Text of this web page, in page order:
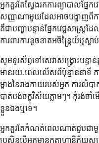
អ្នកគួរតែស្វែងរកការព្យាបាលផ្នែ
សញ្ញាណាមួយដែលអាចបង្ហាញពីកា
គឺជាបញ្ហាបន្ទាន់ផ្នែកវេជ្ជសាស្ត្
ការពារការខូចខាតអចិន្ត្រៃយ៍ឬស្លា
សូមទូរស័ព្ទទៅសេវាសង្គ្រោះបន្ទា
មានរយៈពេលលើសពីប៉ុន្មាននាទី ភ
ម្ខាងនៃរាងកាយរបស់អ្នក ការលំប
បាត់បង់ចក្ខុវិស័យភ្លាមៗ។ កុំរង់ច
ខ្លួនឯងឬទេ។
អ្នកគួរតែកំណត់ពេលណាត់ជួបជាមួយ
ប្រសិនបើអ្នកមានកត្តាហានិភ័យស